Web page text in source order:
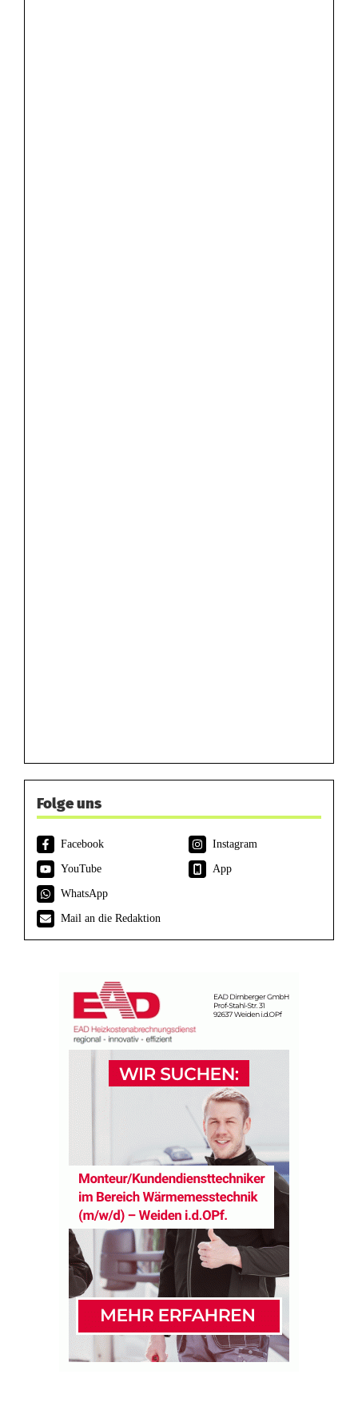
Folge uns
Facebook
Instagram
YouTube
App
WhatsApp
Mail an die Redaktion